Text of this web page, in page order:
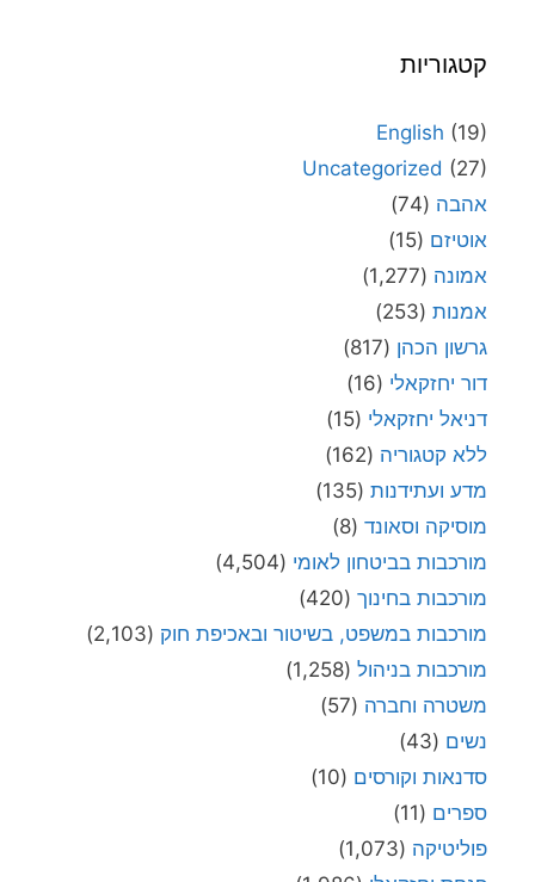
קטגוריות
English (19)
Uncategorized (27)
אהבה (74)
אוטיזם (15)
אמונה (1,277)
אמנות (253)
גרשון הכהן (817)
דור יחזקאלי (16)
דניאל יחזקאלי (15)
ללא קטגוריה (162)
מדע ועתידנות (135)
מוסיקה וסאונד (8)
מורכבות בביטחון לאומי (4,504)
מורכבות בחינוך (420)
מורכבות במשפט, בשיטור ובאכיפת חוק (2,103)
מורכבות בניהול (1,258)
משטרה וחברה (57)
נשים (43)
סדנאות וקורסים (10)
ספרים (11)
פוליטיקה (1,073)